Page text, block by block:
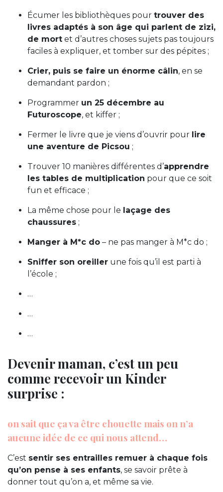
Écumer les bibliothèques pour trouver des
livres adaptés à son âge qui parlent de zizi,
de mort et d’autres choses sujets pas toujours
faciles à expliquer, et tomber sur des pépites ;
Crier, puis se faire un énorme câlin, en se
demandant pardon ;
Programmer un 25 décembre au
Futuroscope, et kiffer ;
Fermer le livre que je viens d’ouvrir pour lire
une aventure de Picsou ;
Trouver 10 manières différentes d’apprendre
les tables de multiplication pour que ce soit
fun et efficace ;
La même chose pour le laçage des
chaussures ;
Manger à M*c do – ne pas manger à M*c do ;
Sniffer son oreiller une fois qu’il est parti à
l’école ;
…
…
…
Devenir maman, c’est un peu
comme recevoir un Kinder
surprise :
on sait que ça va être chouette mais on n’a
aucune idée de ce qui nous attend…
C’est sentir ses entrailles remuer à chaque fois
qu’on pense à ses enfants, se savoir prête à
donner tout qu’on a, et même sa vie.